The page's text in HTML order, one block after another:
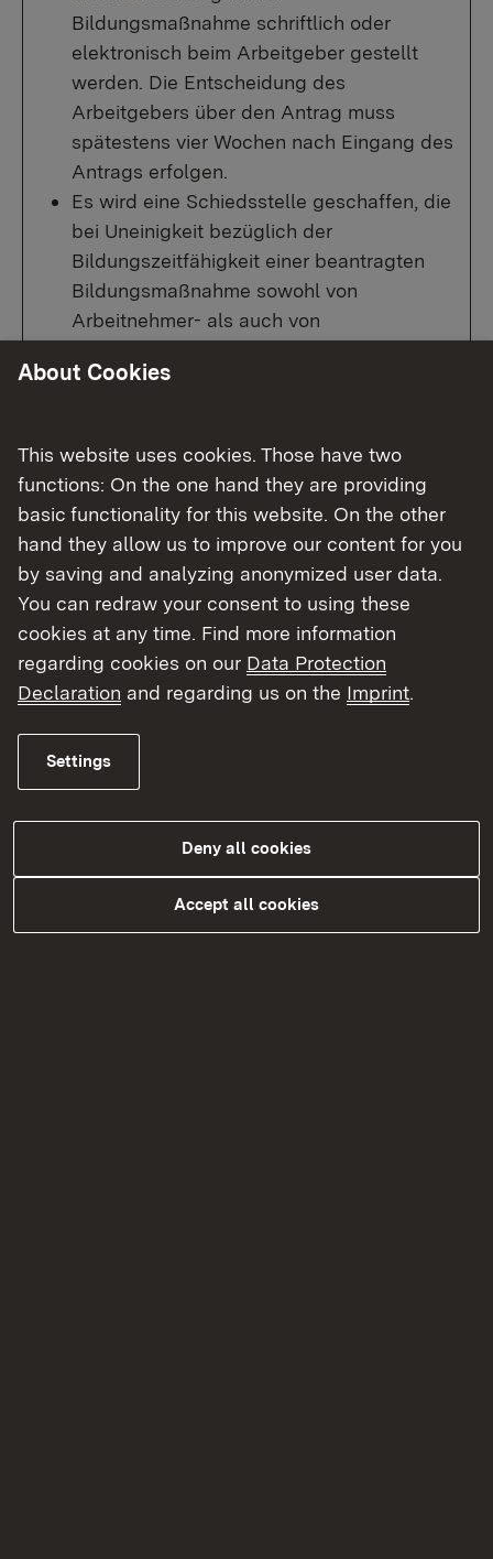
Bildungsmaßnahme schriftlich oder
elektronisch beim Arbeitgeber gestellt
werden. Die Entscheidung des
Arbeitgebers über den Antrag muss
spätestens vier Wochen nach Eingang des
Antrags erfolgen.
Es wird eine Schiedsstelle geschaffen, die
bei Uneinigkeit bezüglich der
Bildungszeitfähigkeit einer beantragten
Bildungsmaßnahme sowohl von
Arbeitnehmer- als auch von
Regelungen zu Kleinstbetrieben: Bei der
Voll- und Teilzeitbeschäftigten
unterschieden. Betriebe mit weniger als
zehn Beschäftigten müssen außerdem nur
noch auf ausdrücklichen Wunsch die
Ablehnung der Bildungszeit schriftlich
begründen.
Die Teilnahme an einer
Bildungsmaßnahme muss von den
Teilnehmern spätestens acht Wochen
nach Beendigung der Maßnahme durch
Vorlegen eines Teilnahmenachweises
nachgewiesen werden.
Den Gesetzestext zur Änderung des BzG BW
sowie weitere Informationen zu den
Änderungen finden Sie unten unter „Weitere
Informationen“.
About Cookies
This website uses cookies. Those have two
functions: On the one hand they are providing
basic functionality for this website. On the other
hand they allow us to improve our content for you
by saving and analyzing anonymized user data.
You can redraw your consent to using these
cookies at any time. Find more information
regarding cookies on our Data Protection
Declaration and regarding us on the Imprint.
Settings
Deny all cookies
Accept all cookies